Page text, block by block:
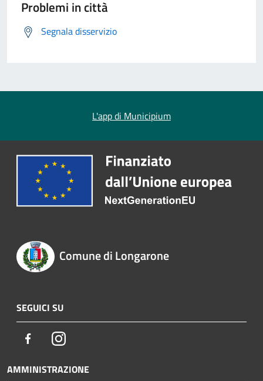
Problemi in città
Segnala disservizio
L'app di Municipium
Comune di Longarone
SEGUICI SU
FacebookInstagram
AMMINISTRAZIONE